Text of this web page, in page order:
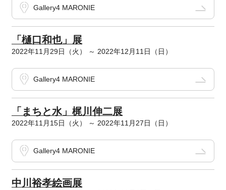
Gallery4 MARONIE
「樋口和也」展
2022年11月29日（火） ～ 2022年12月11日（日）
Gallery4 MARONIE
「まちと水」梶川伸二展
2022年11月15日（火） ～ 2022年11月27日（日）
Gallery4 MARONIE
中川裕孝絵画展